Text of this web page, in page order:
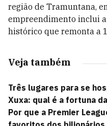
região de Tramuntana,
empreendimento inclui
histórico que remonta a
Veja também
Três lugares para se
Xuxa: qual é a fortuna
Por que a Premier